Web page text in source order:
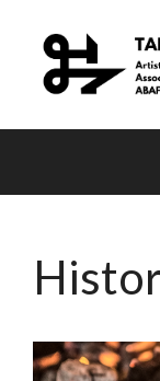
sisältöön